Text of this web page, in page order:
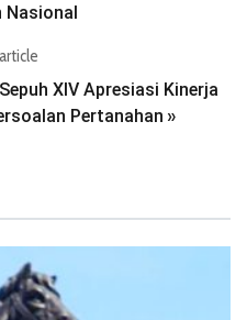
Nasional
XIV Apresiasi Kinerja
Pertanahan »